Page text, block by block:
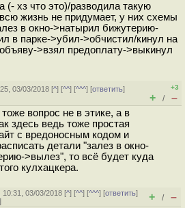
(- хз что это)/разводила такую
жизнь не придумает, у них схемы
в окно->натырил бижутерию-
в парке->убил->обчистил/кинул на
>взял предоплату->выкинул
03/03/2018 [^] [^^] [^^^] [ответить]
+3
+ / –
вопрос не в этике, а в
здесь ведь тоже простая
с вредоносным кодом и
детали "залез в окно-
>вылез", то всё будет куда
кулхацкера.
10:31, 03/03/2018 [^] [^^] [^^^] [ответить]
] + / –